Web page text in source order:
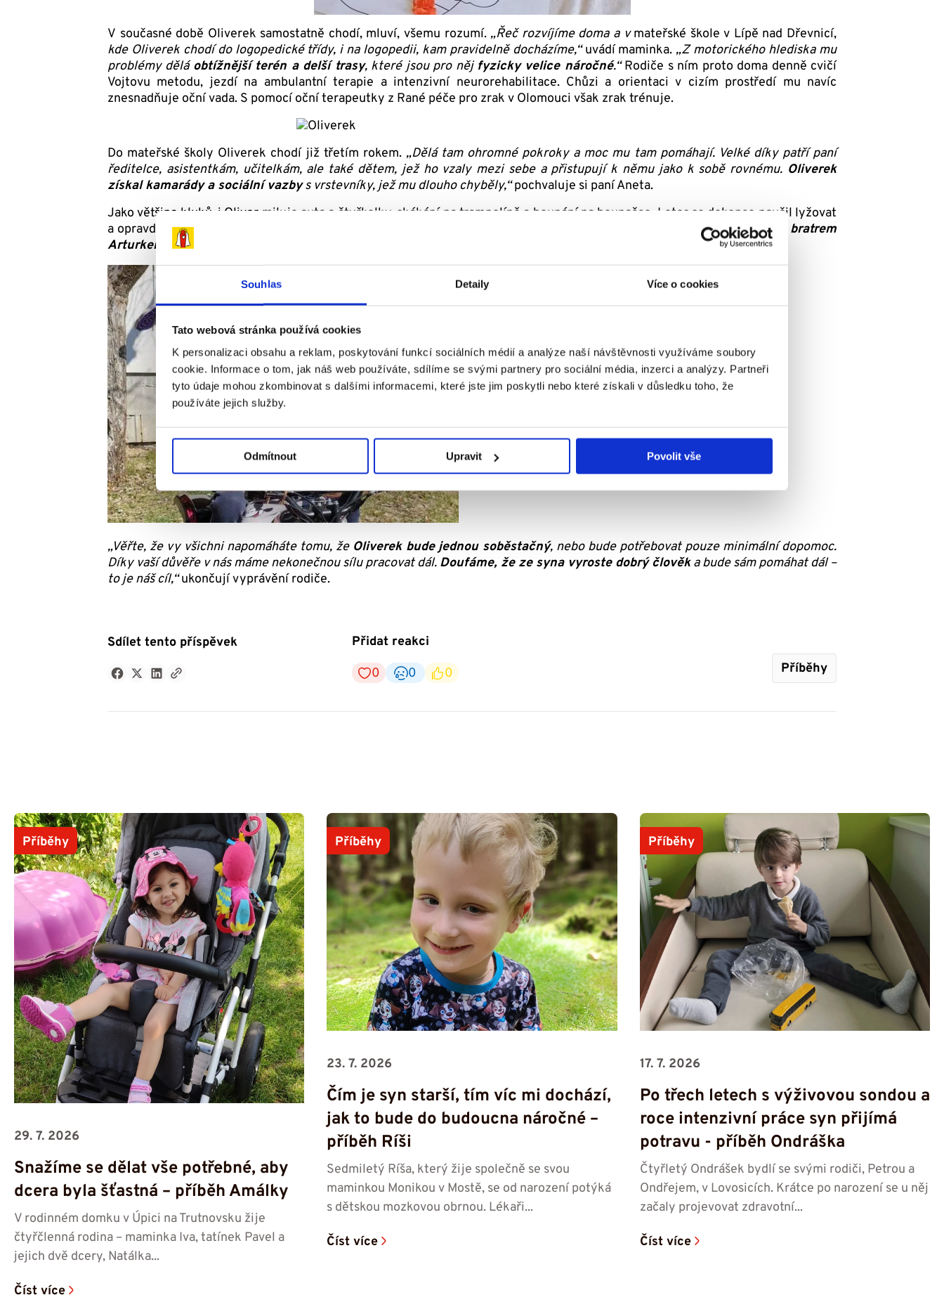
Souhlas Detaily Více o cookies
Tato webová stránka používá cookies
K personalizaci obsahu a reklam, poskytování funkcí sociálních médií a analýze naší návštěvnosti využíváme soubory
cookie. Informace o tom, jak náš web používáte, sdílíme se svými partnery pro sociální média, inzerci a analýzy. Partneři
tyto údaje mohou zkombinovat s dalšími informacemi, které jste jim poskytli nebo které získali v důsledku toho, že
používáte jejich služby.
Odmítnout Upravit Povolit vše
V současné době Oliverek samostatně chodí, mluví, všemu rozumí. „Řeč rozvíjíme doma a vmateřské škole v Lípě nad Dřevnicí,
kde Oliverek chodí do logopedické třídy, i na logopedii, kam pravidelně docházíme,“uvádí maminka. „Z motorického hlediska mu
problémy děláobtížnější terén a delší trasy, které jsou pro něj fyzicky velice náročné.“Rodiče s ním proto doma denně cvičí
Vojtovu metodu, jezdí na ambulantní terapie a intenzivní neurorehabilitace. Chůzi a orientaci v cizím prostředí mu navíc
znesnadňuje oční vada. S pomocí oční terapeutky z Rané péče pro zrak v Olomouci však zrak trénuje.
Do mateřské školy Oliverek chodí již třetím rokem. „Dělá tam ohromné pokroky a moc mu tam pomáhají. Velké díky patří paní
ředitelce, asistentkám, učitelkám, ale také dětem, jež ho vzaly mezi sebe a přistupují k němu jako k sobě rovnému. Oliverek
získal kamarády a sociální vazbys vrstevníky, jež mu dlouho chyběly,“pochvaluje si paní Aneta.
Jako většina kluků, i Oliver miluje auta a čtyřkolky, skákání na trampolíně a houpání na houpačce. Letos se dokonce naučil lyžovat
a opravdu moc ho to baví. Také se rád koupe v bazénu a ve vířivce. Zaručenou radost mu udělá výlet vlakem.„Se svým bratrem
Arturkem má skvělý vztah
usmívá se paní Aneta.
„Věřte, že vy všichni napomáháte tomu, že Oliverek bude jednou soběstačný, nebo bude potřebovat pouze minimální dopomoc.
Díky vaší důvěře v nás máme nekonečnou sílu pracovat dál. Doufáme, že ze syna vyroste dobrý člověka bude sám pomáhat dál –
to je náš cíl,“ukončují vyprávění rodiče.
Sdílet tento příspěvek
Přidat reakci
0
0 0 Příběhy
Příběhy
29. 7. 2026
Snažíme se dělat vše potřebné, aby
dcera byla šťastná – příběh Amálky
V rodinném domku v Úpici na Trutnovsku žije
čtyřčlenná rodina – maminka Iva, tatínek Pavel a
jejich dvě dcery, Natálka...
Číst více
Příběhy
23. 7. 2026
Čím je syn starší, tím víc mi dochází,
jak to bude do budoucna náročné –
příběh Ríši
Sedmiletý Ríša, který žije společně se svou
maminkou Monikou v Mostě, se od narození potýká
s dětskou mozkovou obrnou. Lékaři...
Číst více
Příběhy
17. 7. 2026
Po třech letech s výživovou sondou a
roce intenzivní práce syn přijímá
potravu -⁠⁠⁠⁠⁠⁠ příběh Ondráška
Čtyřletý Ondrášek bydlí se svými rodiči, Petrou a
Ondřejem, v Lovosicích. Krátce po narození se u něj
začaly projevovat zdravotní...
Číst více